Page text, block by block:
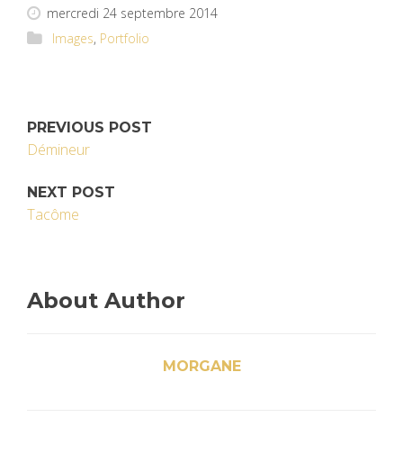
mercredi 24 septembre 2014
Images, Portfolio
PREVIOUS POST
Démineur
NEXT POST
Tacôme
About Author
MORGANE